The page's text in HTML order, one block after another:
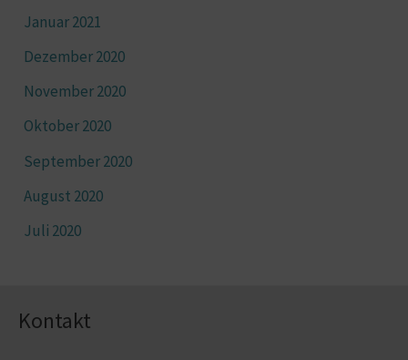
Januar 2021
Dezember 2020
November 2020
Oktober 2020
September 2020
August 2020
Juli 2020
Kontakt